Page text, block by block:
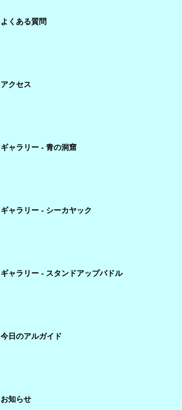
よくある質問
アクセス
ギャラリー - 青の洞窟
ギャラリー - シーカヤック
ギャラリー - スタンドアップパドル
今日のアルガイド
お知らせ